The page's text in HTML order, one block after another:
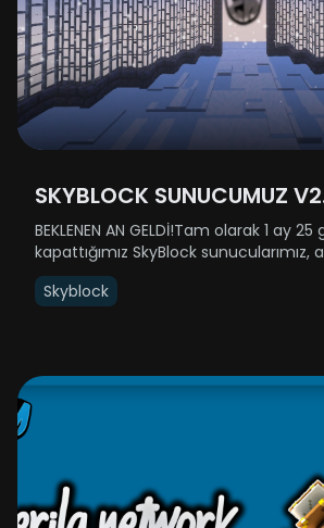
SKYBLOCK SUNUCUMUZ V2
GÜNCELLEMESİYLE
BEKLENEN AN GELDİ!Tam olarak 1 ay
kapattığımız SkyBlock sunucularımız,
halinde (SkyBlock 1-2 birleştirildi) geri
Çarşamba günü yenilenmiş haliyle
Skyblock